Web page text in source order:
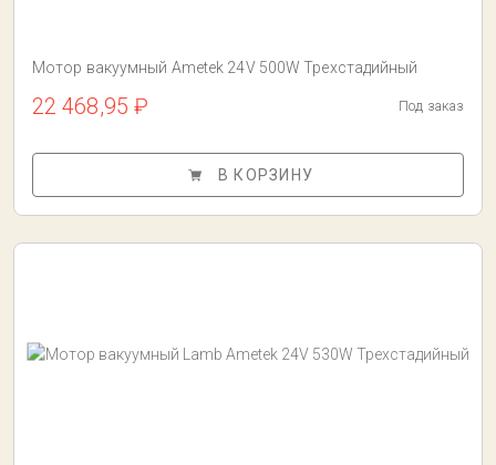
Мотор вакуумный Ametek 24V 500W Трехстадийный
22 468,95 ₽ Под заказ
В КОРЗИНУ